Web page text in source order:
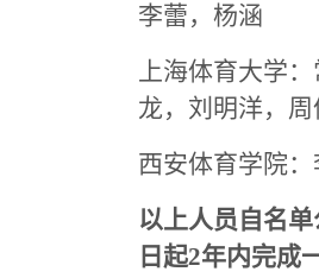
李蕾，杨涵
上海体育大学
龙，刘明洋，周
西安体育学院：
以上人员自名
日起2年内完成